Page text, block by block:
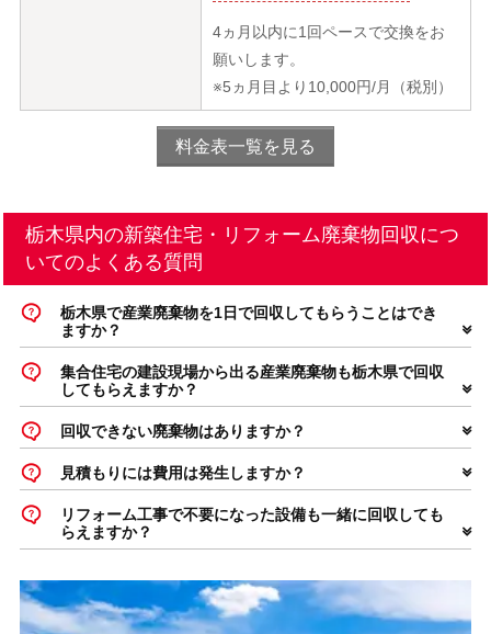
4ヵ月以内に1回ペースで交換をお
願いします。
※5ヵ月目より10,000円/月（税別）
料金表一覧を見る
栃木県内の新築住宅・リフォーム廃棄物回収につ
いてのよくある質問
栃木県で産業廃棄物を1日で回収してもらうことはでき
ますか？
集合住宅の建設現場から出る産業廃棄物も栃木県で回収
してもらえますか？
回収できない廃棄物はありますか？
見積もりには費用は発生しますか？
リフォーム工事で不要になった設備も一緒に回収しても
らえますか？